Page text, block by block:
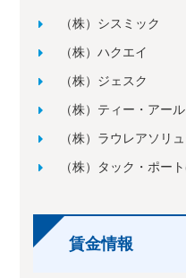
（株）シスミック
（株）ハクエイ
（株）ジェスク
（株）ティー・アー
（株）ラウレアソリ
（株）タック・ポー
賃金情報